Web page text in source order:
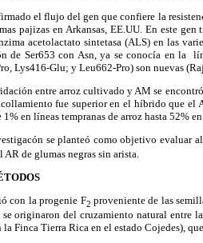
el flujo del gen que confiere la
pajizas en Arkansas, EE.UU. En este
acetolactato sintetasa (ALS) en las
de Ser653 con Asn, ya se conocía en la
Lys416-Glu; y Leu662-Pro) son nuevas
entre arroz cultivado y AM se
fue superior en el híbrido que el
en líneas tempranas de arroz hasta 52%
se planteó como objetivo evaluar
de glumas negras sin arista.
con la progenie F2 proveniente de las
se originaron del cruzamiento natural entre
la Finca Tierra Rica en el estado Cojedes),